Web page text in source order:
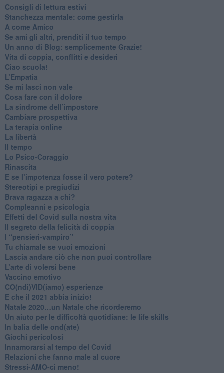
​Consigli di lettura estivi
​Stanchezza mentale: come gestirla
​A come Amico
​Se ami gli altri, prenditi il tuo tempo
​Un anno di Blog: semplicemente Grazie!
​Vita di coppia, conflitti e desideri
​Ciao scuola!
​L’Empatia
​Se mi lasci non vale
Cosa fare con il dolore
​La sindrome dell’impostore
​Cambiare prospettiva
La terapia online
La libertà
​Il tempo
​Lo Psico-Coraggio
Rinascita
​E se l’impotenza fosse il vero potere?
Stereotipi e pregiudizi
​Brava ragazza a chi?
​Compleanni e psicologia
Effetti del Covid sulla nostra vita
Il segreto della felicità di coppia
​I “pensieri-vampiro”
​Tu chiamale se vuoi emozioni
​Lascia andare ciò che non puoi controllare
L’arte di volersi bene
​Vaccino emotivo
CO(ndi)VID(iamo) esperienze
​E che il 2021 abbia inizio!
​Natale 2020…un Natale che ricorderemo
Un aiuto per le difficoltà quotidiane: le life skills
​In balia delle ond(ate)
Giochi pericolosi
Innamorarsi al tempo del Covid
​Relazioni che fanno male al cuore
​Stressi-AMO-ci meno!